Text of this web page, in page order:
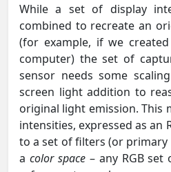
While a set of display
combined to recreate an
(for example, if we
computer) the set of
sensor needs some
screen light addition to
original light emission. This
intensities, expressed as an
to a set of filters (or primary
a color space– any RGB set